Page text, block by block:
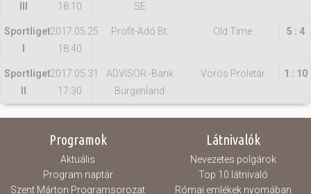
18:10
SE
Sportliget2017.05.25
18:40
Profit-Adó Bt. Old Time 5 : 4
Sportliget2017.05.31
17:30
ADVISOR -Bank
Burgenland
Vörös Proletár 1 : 10
Programok
Aktuális
Program naptár
Szent Márton Programsorozat
Látnivalók
Nevezetes polgárok
Top 10 látnivaló
Római emlékek nyomában